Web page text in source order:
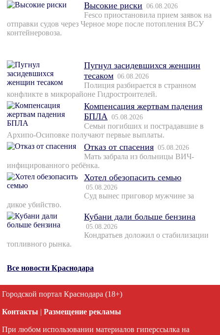
Высокие риски 06.08.2026
Fesco приостановила прием заявок на
отправки судов через Черное море после потопления ВСУ
контейнеровоза.
Пугнул засидевшихся женщин
тесаком 06.08.2026
Полиция разбирается в странном
конфликте в микрорайоне Гидростроителей.
Компенсация жертвам падения
БПЛА 05.08.2026
Семьи погибших и пострадавшие в
Архипо-Осиповке получают первые выплаты.
Отказ от спасения 05.08.2026
Мать забрала из больницы ВИЧ-
инфицированного ребёнка.
Хотел обезопасить семью
05.08.2026
Суд вынес приговор мужчине за
дикое убийство.
Кубани дали больше бензина
05.08.2026
Кондратьев доложил о стабилизации
топливного рынка.
Все новости Краснодара
Городской портал Краснодара (18+)
Контакты | Размещение рекламы
При любом использовании материалов гиперссылка на